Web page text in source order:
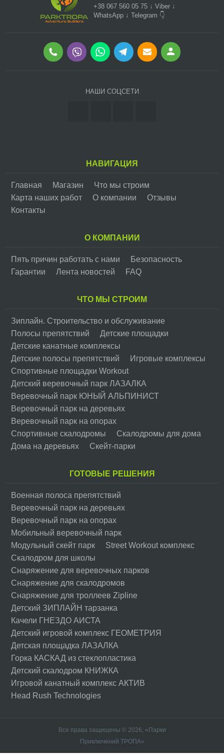
+38 067 560 05 75 ↓ Viber ↓
WhatsApp ↓ Telegram 👇
НАШИ СОЦСЕТИ
НАВИГАЦИЯ
Главная Магазин
Что мы строим
Карта наших работ
О компании
Отзывы
Контакты
О КОМПАНИИ
Пять причин работать с нами
Безопасность
Гарантии
Лента новостей FAQ
ЧТО МЫ СТРОИМ
Зиплайн. Cтроительство и обслуживание
Полосы препятствий
Детские площадки
Детские канатные комплексы
Детские полосы препятствий
Игровые комплексы
Спортивные площадки Workout
Детский веревочный парк ЛАЗАЛКА
Веревочный парк ЮНЫЙ АЛЬПИНИСТ
Веревочный парк на деревьях
Веревочный парк на опорах
Спортивные скалодромы
Скалодромы для дома
Дома на деревьях
Скейт-парки
ГОТОВЫЕ РЕШЕНИЯ
Военная полоса препятствий
Веревочный парк на деревьях
Веревочный парк на опорах
Мобильный веревочный парк
Модульный скейт парк
Street Workout комплекс
Скалодром для школы
Снаряжение для веревочных парков
Снаряжение для скалодромов
Снаряжение для троллеев Zipline
Детский ЗИПЛАЙН тарзанка
Качели ГНЕЗДО АИСТА
Детский игровой комплекс ГЕОМЕТРИЯ
Детская площадка ЛАЗАЛКА
Горка КАСКАД из стеклопластика
Детский скалодром КНИЖКА
Игровой канатный комплекс АКТИВ
Head Rush Technologies
Все права защищены © 2026, «Парки
Приключений ТРОПА»